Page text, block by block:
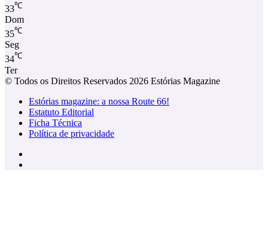
33℃
Dom
35℃
Seg
34℃
Ter
© Todos os Direitos Reservados 2026 Estórias Magazine
Estórias magazine: a nossa Route 66!
Estatuto Editorial
Ficha Técnica
Política de privacidade